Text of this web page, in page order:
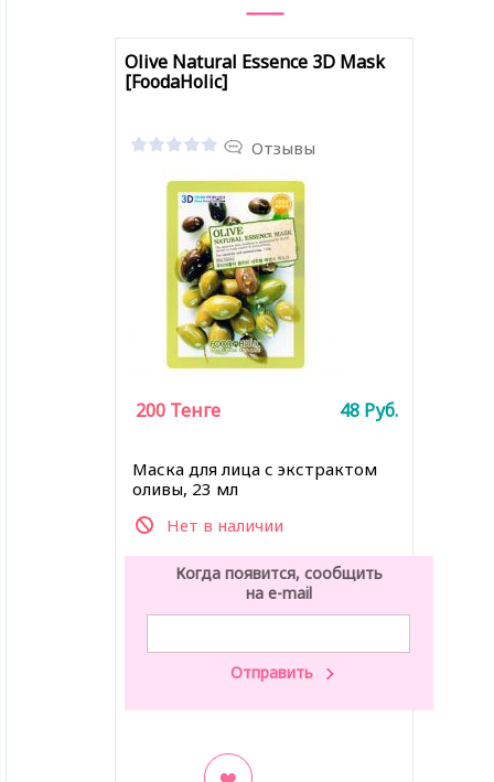
Olive Natural Essence 3D Mask
[FoodaHolic]
Отзывы
Маска для лица с экстрактом
оливы, 23 мл
Нет в наличии
200 Тенге 48 Руб.
Когда появится, сообщить
на e-mail